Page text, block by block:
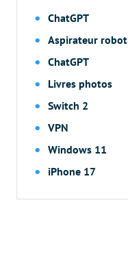
ChatGPT
Aspirateur robot
ChatGPT
Livres photos
Switch 2
VPN
Windows 11
iPhone 17